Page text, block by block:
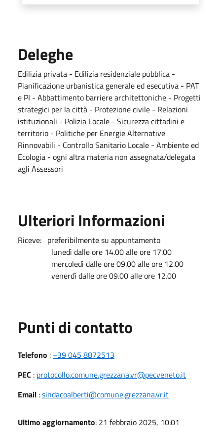
Deleghe
Edilizia privata - Edilizia residenziale pubblica -
Pianificazione urbanistica generale ed esecutiva - PAT
e PI - Abbattimento barriere architettoniche - Progetti
strategici per la città - Protezione civile - Relazioni
istituzionali - Polizia Locale - Sicurezza cittadini e
territorio - Politiche per Energie Alternative
Rinnovabili - Controllo Sanitario Locale - Ambiente ed
Ecologia - ogni altra materia non assegnata/delegata
agli Assessori
Ulteriori Informazioni
Riceve: preferibilmente su appuntamento
lunedì dalle ore 14.00 alle ore 17.00
mercoledì dalle ore 09.00 alle ore 12.00
venerdì dalle ore 09.00 alle ore 12.00
Punti di contatto
Telefono : +39 045 8872513
PEC : protocollo.comune.grezzana.vr@pecveneto.it
Email :sindacoalberti@comune.grezzana.vr.it
Ultimo aggiornamento: 21 febbraio 2025, 10:01